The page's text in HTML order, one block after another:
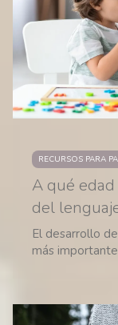
A qué
del
RECURSOS PARA
El desarrollo
más